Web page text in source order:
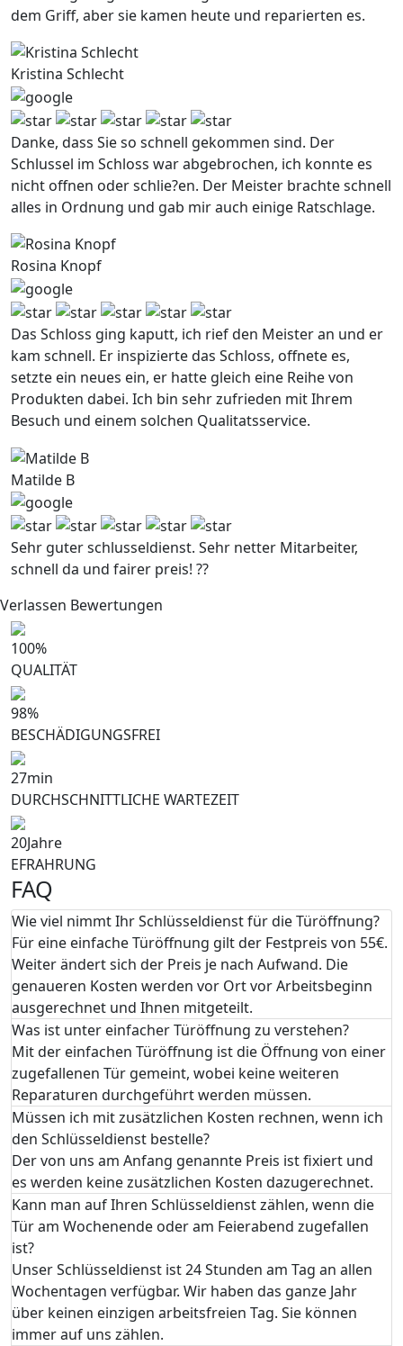
dem Griff, aber sie kamen heute und reparierten es.
Kristina Schlecht
Danke, dass Sie so schnell gekommen sind. Der
Schlussel im Schloss war abgebrochen, ich konnte es
nicht offnen oder schlie?en. Der Meister brachte schnell
alles in Ordnung und gab mir auch einige Ratschlage.
Rosina Knopf
Das Schloss ging kaputt, ich rief den Meister an und er
kam schnell. Er inspizierte das Schloss, offnete es,
setzte ein neues ein, er hatte gleich eine Reihe von
Produkten dabei. Ich bin sehr zufrieden mit Ihrem
Besuch und einem solchen Qualitatsservice.
Matilde B
Sehr guter schlusseldienst. Sehr netter Mitarbeiter,
schnell da und fairer preis! ??
Verlassen Bewertungen
100%
QUALITÄT
98%
BESCHÄDIGUNGSFREI
27min
DURCHSCHNITTLICHE WARTEZEIT
20Jahre
EFRAHRUNG
FAQ
Wie viel nimmt Ihr Schlüsseldienst für die Türöffnung?
Für eine einfache Türöffnung gilt der Festpreis von 55€.
Weiter ändert sich der Preis je nach Aufwand. Die
genaueren Kosten werden vor Ort vor Arbeitsbeginn
ausgerechnet und Ihnen mitgeteilt.
Was ist unter einfacher Türöffnung zu verstehen?
Mit der einfachen Türöffnung ist die Öffnung von einer
zugefallenen Tür gemeint, wobei keine weiteren
Reparaturen durchgeführt werden müssen.
Müssen ich mit zusätzlichen Kosten rechnen, wenn ich
den Schlüsseldienst bestelle?
Der von uns am Anfang genannte Preis ist fixiert und
es werden keine zusätzlichen Kosten dazugerechnet.
Kann man auf Ihren Schlüsseldienst zählen, wenn die
Tür am Wochenende oder am Feierabend zugefallen
ist?
Unser Schlüsseldienst ist 24 Stunden am Tag an allen
Wochentagen verfügbar. Wir haben das ganze Jahr
über keinen einzigen arbeitsfreien Tag. Sie können
immer auf uns zählen.